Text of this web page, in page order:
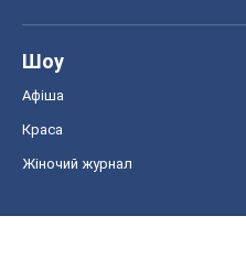
Шоу
Афіша
Краса
Жіночий журнал